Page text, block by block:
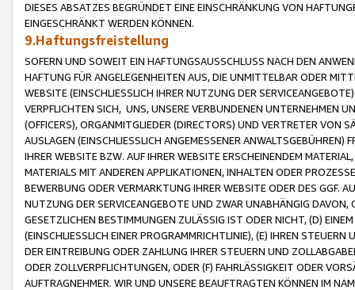
DIESES ABSATZES BEGRÜNDET EINE EINSCHRÄNKUNG VON
EINGESCHRÄNKT WERDEN KÖNNEN.
9.Haftungsfreistellung
SOFERN UND SOWEIT EIN HAFTUNGSAUSSCHLUSS NACH DEN
HAFTUNG FÜR ANGELEGENHEITEN AUS, DIE UNMITTELBAR ODER
WEBSITE (EINSCHLIESSLICH IHRER NUTZUNG DER
VERPFLICHTEN SICH, UNS, UNSERE VERBUNDENEN UNTERNEHMEN
(OFFICERS), ORGANMITGLIEDER (DIRECTORS) UND VERTRETER VON
AUSLAGEN (EINSCHLIESSLICH ANGEMESSENER
IHRER WEBSITE BZW. AUF IHRER WEBSITE ERSCHEINENDEM
MATERIALS MIT ANDEREN APPLIKATIONEN, INHALTEN ODER
BEWERBUNG ODER VERMARKTUNG IHRER WEBSITE ODER DES GGF.
NUTZUNG DER SERVICEANGEBOTE UND ZWAR UNABHÄNGIG
GESETZLICHEN BESTIMMUNGEN ZULÄSSIG IST ODER NICHT, (D)
(EINSCHLIESSLICH EINER PROGRAMMRICHTLINIE), (E) IHREN
DER EINTREIBUNG ODER ZAHLUNG IHRER STEUERN UND
ODER ZOLLVERPFLICHTUNGEN, ODER (F) FAHRLÄSSIGKEIT ODER
AUFTRAGNEHMER. WIR UND UNSERE BEAUFTRAGTEN KÖNNEN IM